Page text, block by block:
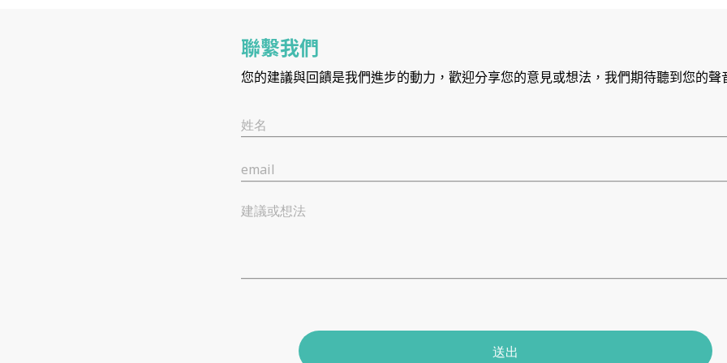
聯繫我們
您的建議與回饋是我們進步的動力，歡迎分享您的意見或想法，我們期待聽到您的聲
姓名
email
建議或想法
送出